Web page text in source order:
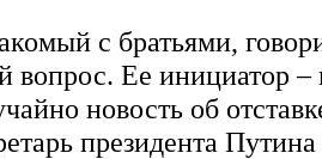
с братьями,
вопрос. Ее инициатор
новость об
президента